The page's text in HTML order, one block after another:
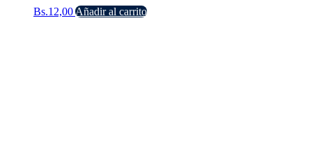
Bs.12,00Añadir al carrito